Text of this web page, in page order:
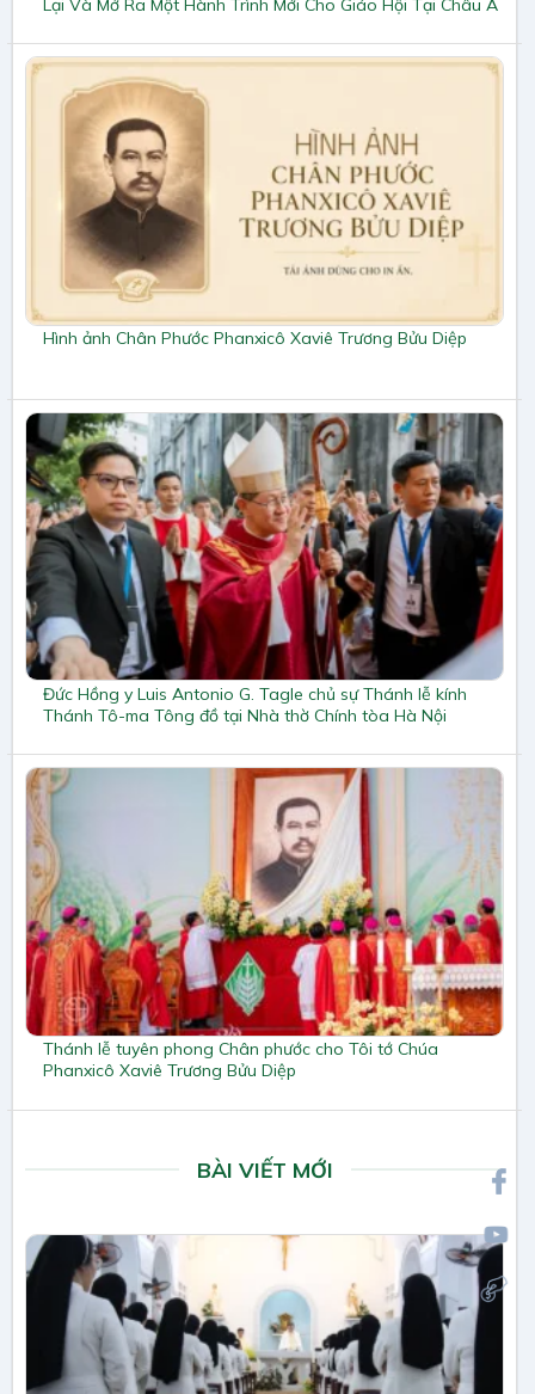
Lại Và Mở Ra Một Hành Trình Mới Cho Giáo Hội Tại Châu Á
Hình ảnh Chân Phước Phanxicô Xaviê Trương Bửu Diệp
Đức Hồng y Luis Antonio G. Tagle chủ sự Thánh lễ kính
Thánh Tô-ma Tông đồ tại Nhà thờ Chính tòa Hà Nội
Thánh lễ tuyên phong Chân phước cho Tôi tớ Chúa
Phanxicô Xaviê Trương Bửu Diệp
BÀI VIẾT MỚI